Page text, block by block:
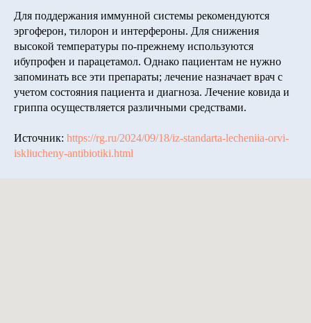
Для поддержания иммунной системы рекомендуются
эргоферон, тилорон и интерфероны. Для снижения
высокой температуры по-прежнему используются
ибупрофен и парацетамол. Однако пациентам не нужно
запоминать все эти препараты; лечение назначает врач с
учетом состояния пациента и диагноза. Лечение ковида и
гриппа осуществляется различными средствами.
Источник: https://rg.ru/2024/09/18/iz-standarta-lecheniia-orvi-
iskliucheny-antibiotiki.html